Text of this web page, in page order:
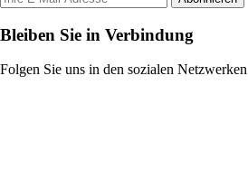
Bleiben Sie in Verbindung
Folgen Sie uns in den sozialen Netzwerken